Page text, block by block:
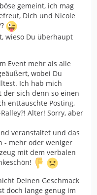
gemeint, ich mag
Dich und Nicole
wieso Du überhaupt
Event mehr als alle
wobei Du
Ich hab mich
der sich denn so einen
enttäuschte Posting,
Alter! Sorry, aber
veranstaltet und das
- mehr oder weniger
mit dem verbalen
Deinen Geschmack
doch lange genug im